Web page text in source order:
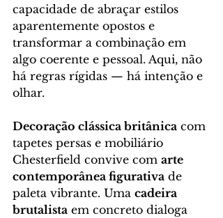
capacidade de abraçar estilos
aparentemente opostos e
transformar a combinação em
algo coerente e pessoal. Aqui, não
há regras rígidas — há intenção e
olhar.
Decoração clássica britânica com
tapetes persas e mobiliário
Chesterfield convive com arte
contemporânea figurativa de
paleta vibrante. Uma cadeira
brutalista em concreto dialoga